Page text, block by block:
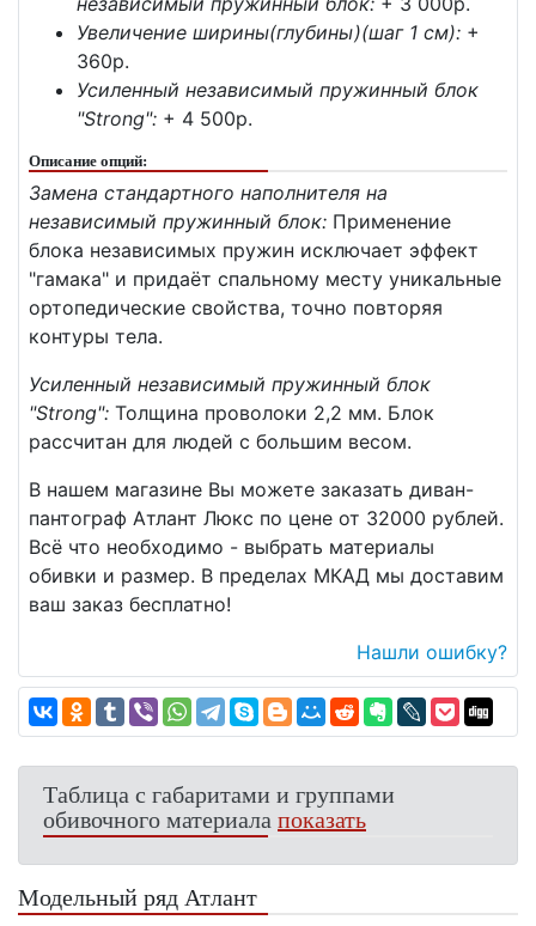
Увеличение ширины(глубины)(шаг 1 см): +
360p.
Усиленный независимый пружинный блок
"Strong": + 4 500p.
Описание опций:
Замена стандартного наполнителя на
независимый пружинный блок: Применение
блока независимых пружин исключает эффект
"гамака" и придаёт спальному месту уникальные
ортопедические свойства, точно повторяя
контуры тела.
Усиленный независимый пружинный блок
"Strong": Толщина проволоки 2,2 мм. Блок
рассчитан для людей с большим весом.
В нашем магазине Вы можете заказать диван-
пантограф Атлант Люкс по цене от 32000 рублей.
Всё что необходимо - выбрать материалы
обивки и размер. В пределах МКАД мы доставим
ваш заказ бесплатно!
Нашли ошибку?
Таблица с габаритами и группами
обивочного материалапоказать
Модельный ряд Атлант